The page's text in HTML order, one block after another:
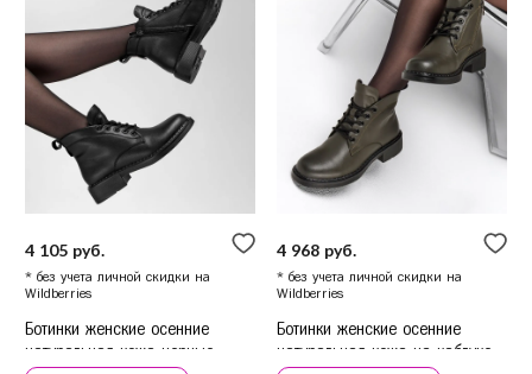
4 105 руб.
* без учета личной скидки на
Wildberries
Ботинки женские осенние
натуральная кожа черные
4 968 руб.
* без учета личной скидки на
Wildberries
Ботинки женские осенние
натуральная кожа на каблуке